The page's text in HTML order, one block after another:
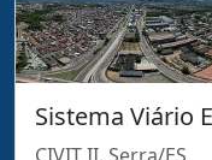
Sistema Viário